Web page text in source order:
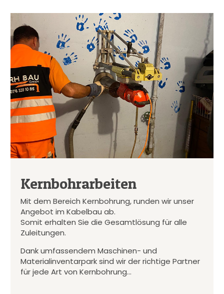
Kernbohrarbeiten
Mit dem Bereich Kernbohrung, runden wir unser
Angebot im Kabelbau ab.
Somit erhalten Sie die Gesamtlösung für alle
Zuleitungen.
Dank umfassendem Maschinen- und
Materialinventarpark sind wir der richtige Partner
für jede Art von Kernbohrung…